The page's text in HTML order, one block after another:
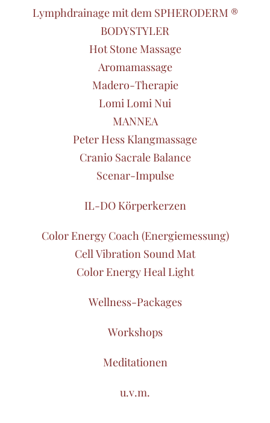
Lymphdrainage mit dem SPHERODERM ®
BODYSTYLER
Hot Stone Massage
Aromamassage
Madero-Therapie
Lomi Lomi Nui
MANNEA
Peter Hess Klangmassage
Cranio Sacrale Balance
Scenar-Impulse
IL-DO Körperkerzen
Color Energy Coach (Energiemessung)
Cell Vibration Sound Mat
Color Energy Heal Light
Wellness-Packages
Workshops
Meditationen
u.v.m.